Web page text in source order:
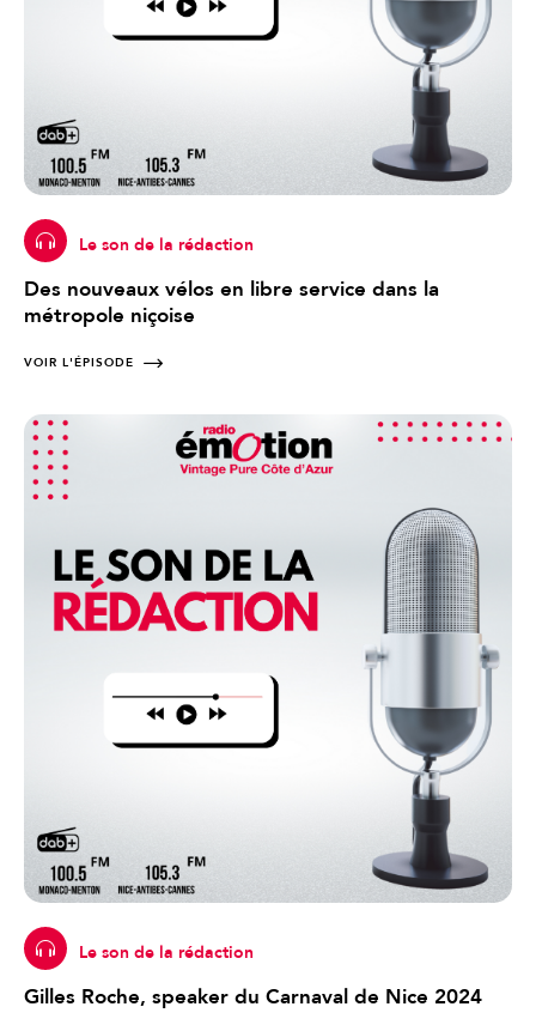
Le son de la rédaction
Des nouveaux vélos en libre service dans la
métropole niçoise
VOIR L'ÉPISODE
Le son de la rédaction
Gilles Roche, speaker du Carnaval de Nice 2024